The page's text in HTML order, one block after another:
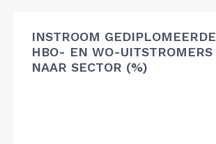
INSTROOM GEDIPLOMEERDE
HBO- EN WO-UITSTROMERS
NAAR SECTOR (%)